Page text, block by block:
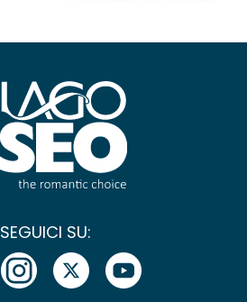
SEGUICI SU: